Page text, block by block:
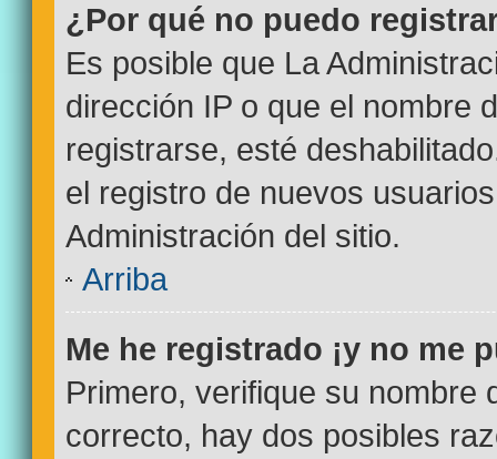
¿Por qué no puedo
Es posible que La
dirección IP o que el nombre
registrarse, esté
el registro de nuevos
Administración del sitio.
Arriba
Me he registrado ¡y no me
Primero, verifique su nombre
correcto, hay dos posibles